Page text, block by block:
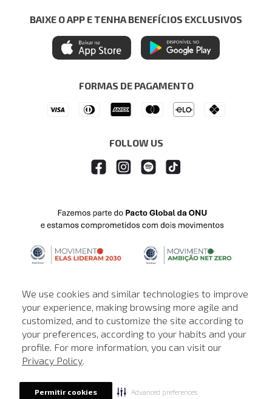
We use cookies and similar technologies to improve
your experience, making browsing more agile and
customized, and to customize the site according to
your preferences, according to your habits and your
profile. For more information, you can visit our
Privacy Policy.
Permitir cookies Advanced preferences
Painel de Privacidade
Central de Preferências
Ética e Sustentabilidade
Regulamentos
Seja um Revendedor
Azul Fidelidade
Mastercard
Itau Personnalite
BAIXE O APP E TENHA BENEFÍCIOS EXCLUSIVOS
FORMAS DE PAGAMENTO
FOLLOW US
© © Copyright 2000-2026 - Todos os direitos reservados. A Loja de
John John reserva-se no direito de corrigir ou alterar informações
Em caso de dúvidas:0800 990 5500.